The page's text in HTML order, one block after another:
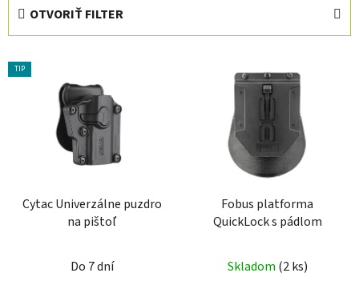
i
e
OTVORIŤ FILTER
V
ý
TIP
Cytac Univerzálne puzdro
na pištoľ
Do 7 dní
Fobus platforma
QuickLock s pádlom
Skladom (2 ks)